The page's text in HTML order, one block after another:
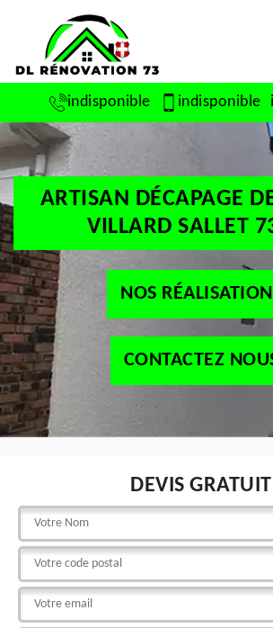
indisponible indisponible
ARTISAN DÉCAPAGE
VILLARD SALLET
NOS
CONTACTEZ
DEVIS GRATUIT